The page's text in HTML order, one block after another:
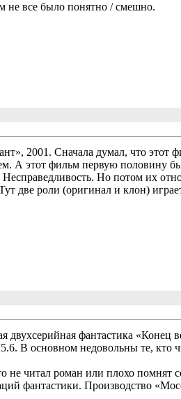
не все было понятно / смешно.
2001. Сначала думал, что этот
А этот фильм первую половину
Несправедливость. Но потом их
две роли (оригинал и клон)
двухсерийная фантастика
В основном недовольны те, кто
не читал роман или плохо помнят
фантастики. Производство